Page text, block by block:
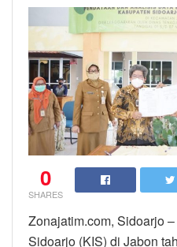
0
SHARES
Zonajatim.com, Sidoarjo
Sidoarjo (KIS) di Jabon